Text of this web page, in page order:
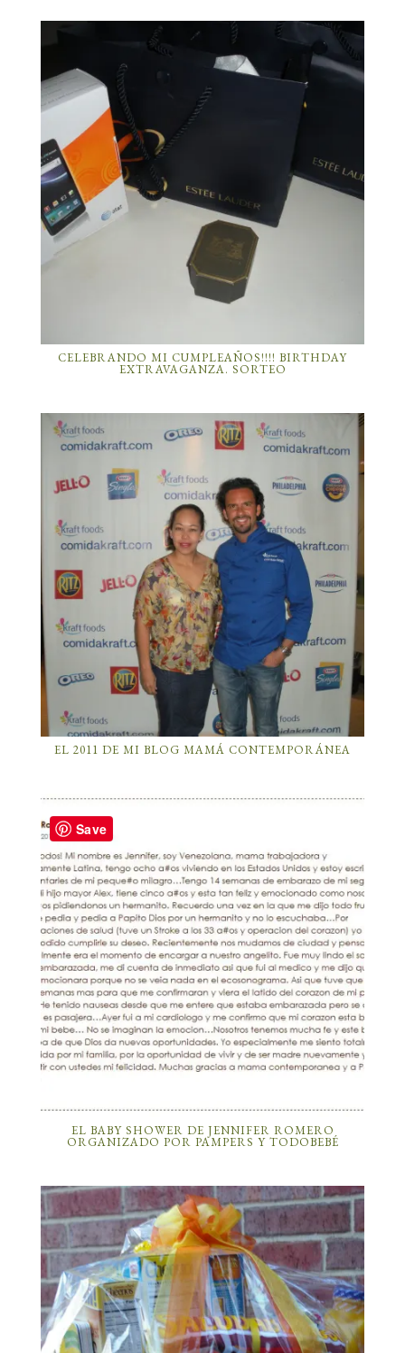
CELEBRANDO MI CUMPLEAÑOS!!!! BIRTHDAY
EXTRAVAGANZA. SORTEO
EL 2011 DE MI BLOG MAMÁ CONTEMPORÁNEA
EL BABY SHOWER DE JENNIFER ROMERO
ORGANIZADO POR PAMPERS Y TODOBEBÉ
Save